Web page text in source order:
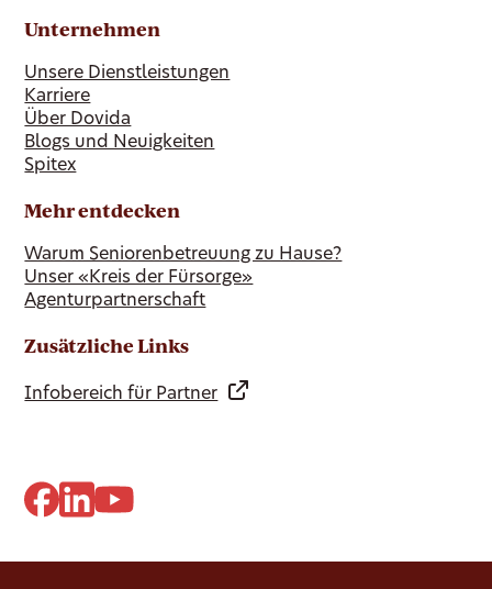
Unternehmen
Unsere Dienstleistungen
Karriere
Über Dovida
Blogs und Neuigkeiten
Spitex
Mehr entdecken
Warum Seniorenbetreuung zu Hause?
Unser «Kreis der Fürsorge»
Agenturpartnerschaft
Zusätzliche Links
Infobereich für Partner